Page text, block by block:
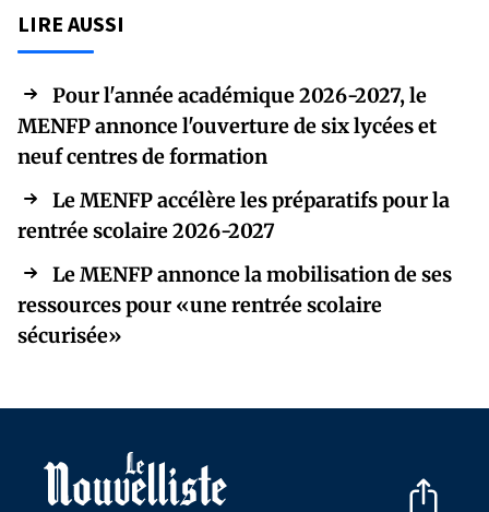
LIRE AUSSI
Pour l'année académique 2026-2027, le
MENFP annonce l'ouverture de six lycées et
neuf centres de formation
Le MENFP accélère les préparatifs pour la
rentrée scolaire 2026-2027
Le MENFP annonce la mobilisation de ses
ressources pour «une rentrée scolaire
sécurisée»